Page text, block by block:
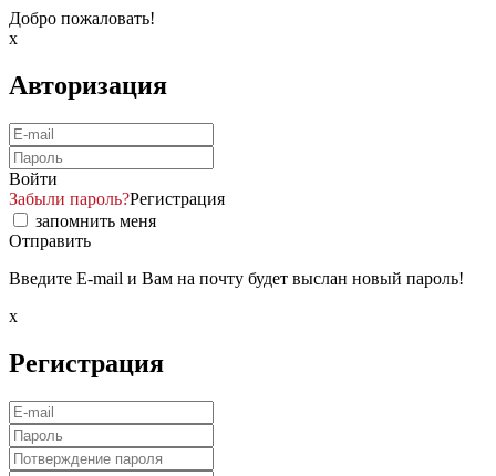
Добро пожаловать!
x
Авторизация
Войти
Забыли пароль?Регистрация
запомнить меня
Отправить
Введите E-mail и Вам на почту будет выслан новый пароль!
x
Регистрация